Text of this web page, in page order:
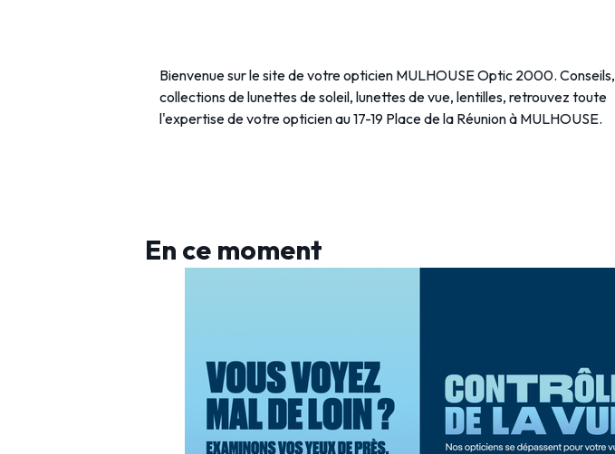
Bienvenue sur le site de votre opticien MULHOUSE Optic 2000. Conseils,
collections de lunettes de soleil, lunettes de vue, lentilles, retrouvez toute
l'expertise de votre opticien au 17-19 Place de la Réunion à MULHOUSE.
En ce moment